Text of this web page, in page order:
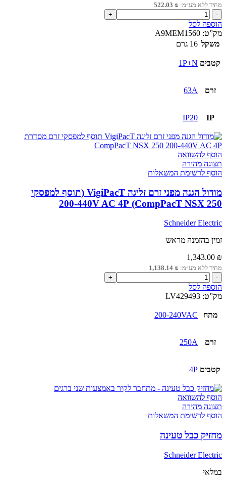
מחיר ללא מע״מ: 522.03 ₪
כמות
של
חיישן
אנרגיה
אלחוטי
63A
1P+N
הוספה לסל
מק”ט: A9MEM1560
משקל 16 גרם
קטבים 1P+N
זרם 63A
IP
IP20
הוסף להשוואה
תצוגה מהירה
הוסף לרשימת המשאלות
מודול הגנה מפני זרם זליגה VigiPacT (תוסף למפסקי
CompPacT NSX 250) 200-440V AC 4P
Schneider Electric
זמין בהזמנה מראש
1,343.00 ₪
מחיר ללא מע״מ: 1,138.14 ₪
כמות
של
מודול
מפני
VigiPacT
(תוסף
CompPacT
NSX
250)
200-
440V
AC
4P
הוספה לסל
מק”ט: LV429493
מתח 200-240VAC
זרם 250A
קטבים 4P
הוסף להשוואה
תצוגה מהירה
הוסף לרשימת המשאלות
מחזיק כבל טעינה
Schneider Electric
במלאי